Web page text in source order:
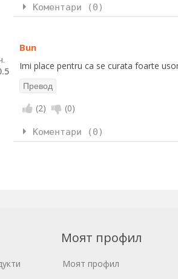
Коментари (0)
Bun
Imi place pentru ca se curata foarte
(2) (0)
Коментари (0)
Моят профил
Моят профил